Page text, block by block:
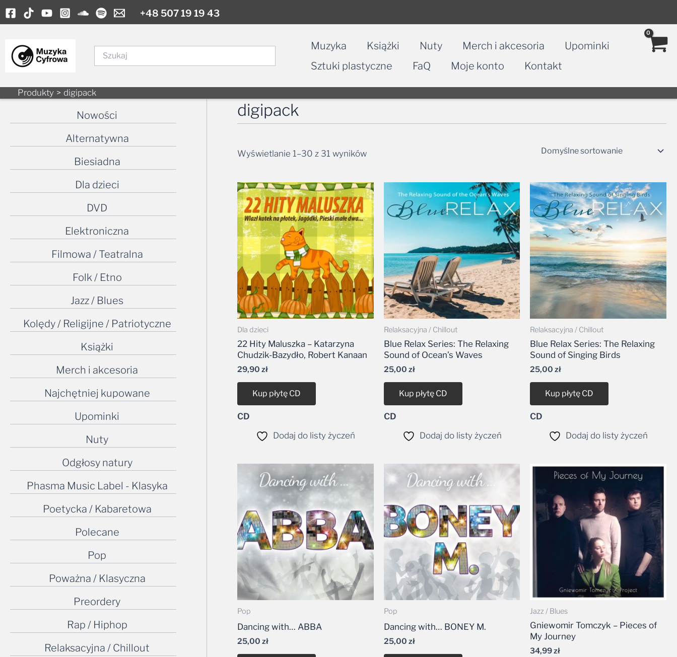
Skip
to
+48 507 19 19 43
Muzyka Książki Nuty Merch i akcesoria
Upominki
Sztuki plastyczne
FaQ Moje konto Kontakt
Produkty digipack
Nowości
Alternatywna
Biesiadna
Dla dzieci
DVD
Elektroniczna
Filmowa / Teatralna
Folk / Etno
Jazz / Blues
Kolędy / Religijne / Patriotyczne
Książki
Merch i akcesoria
Najchętniej kupowane
Upominki
Nuty
Odgłosy natury
Phasma Music Label - Klasyka
Poetycka / Kabaretowa
Polecane
Pop
Poważna / Klasyczna
Preordery
Rap / Hiphop
Relaksacyjna / Chillout
digipack
Wyświetlanie 1–30 z 31 wyników
Dla dzieci
22 Hity Maluszka – Katarzyna
Chudzik-Bazydło, Robert Kanaan
29,90zł
Kup płytę CD
CD
Dodaj do listy życzeń
Relaksacyjna / Chillout
Blue Relax Series: The Relaxing
Sound of Ocean’s Waves
25,00 zł
Kup płytę CD
CD
Dodaj do listy życzeń
Relaksacyjna / Chillout
Blue Relax Series: The Relaxing
Sound of Singing Birds
25,00zł
Kup płytę CD
CD
Dodaj do listy życzeń
Pop
Dancing with… ABBA
25,00zł
Pop
Dancing with… BONEY M.
25,00 zł
Jazz / Blues
Gniewomir Tomczyk – Pieces of
My Journey
34,99zł